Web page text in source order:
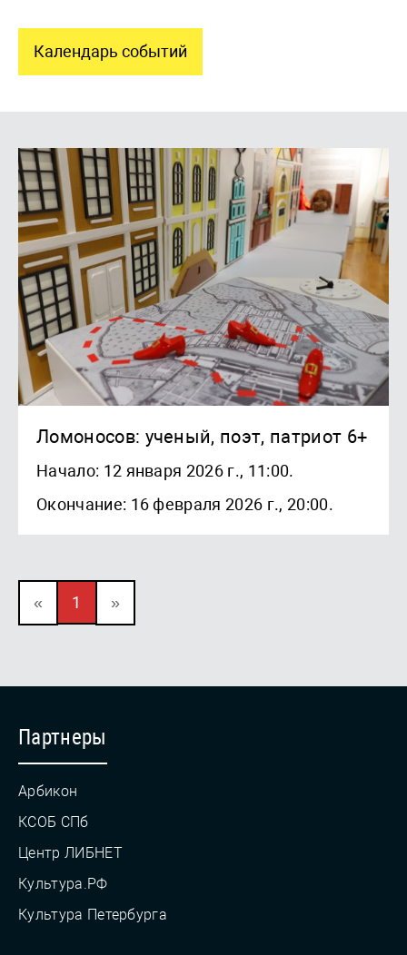
Календарь событий
Ломоносов: ученый, поэт, патриот 6+
Начало: 12 января 2026 г., 11:00.
Окончание: 16 февраля 2026 г., 20:00.
« 1 »
Партнеры
Арбикон
КСОБ СПб
Центр ЛИБНЕТ
Культура.РФ
Культура Петербурга